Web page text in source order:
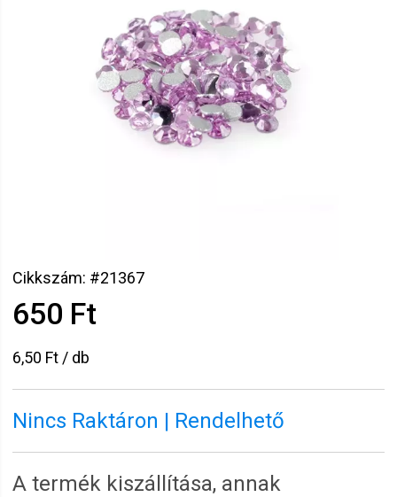
Cikkszám: #21367
650 Ft
6,50 Ft / db
Nincs Raktáron | Rendelhető
A termék kiszállítása, annak